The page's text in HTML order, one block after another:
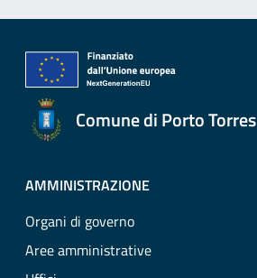
Comune di Porto Torres
AMMINISTRAZIONE
Organi di governo
Aree amministrative